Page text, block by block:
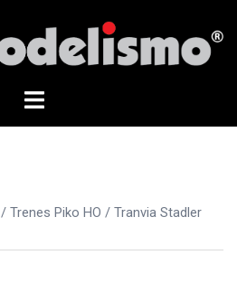
Alternar
/ Trenes Piko HO / Tranvia Stadler